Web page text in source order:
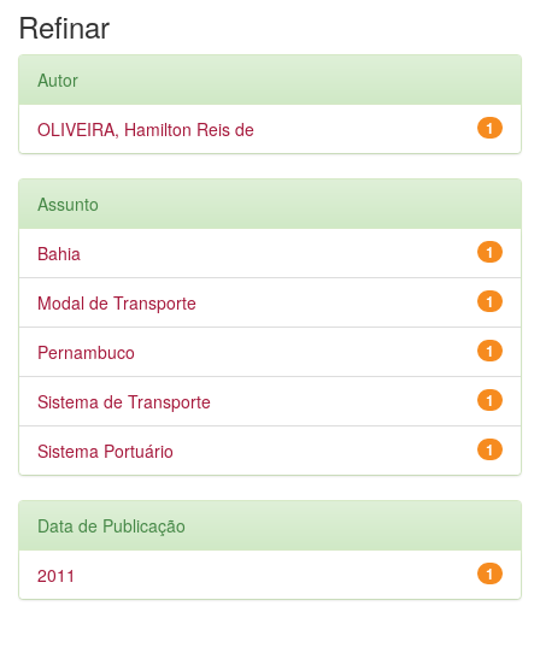
Refinar
Autor
1
OLIVEIRA, Hamilton Reis de
Assunto
1
Bahia
1
Modal de Transporte
1
Pernambuco
1
Sistema de Transporte
1
Sistema Portuário
Data de Publicação
1
2011